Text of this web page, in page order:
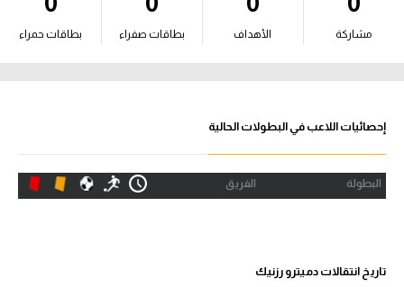
ركن الألعاب
الدوري المصري
الدوري الإنجليزي الممتاز
الدوري الإيطالي
مشاركة الأهداف بطاقات صفراء بطاقات حمراء
إحصائيات اللاعب في البطولات الحالية
البطولة الفريق
تاريخ انتقالات دميترو رزنيك